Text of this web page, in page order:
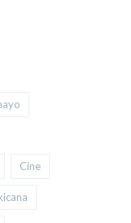
Cine